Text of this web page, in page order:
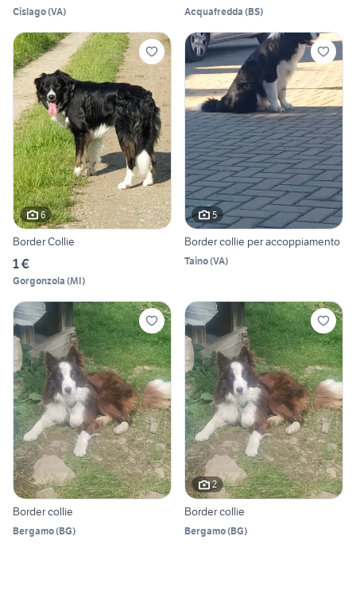
Cislago(VA) Acquafredda (BS)
6
Border Collie
1 €
Gorgonzola (MI)
5
Border collie per accoppiamento
Taino(VA)
Border collie
Bergamo(BG)
2
Border collie
Bergamo(BG)